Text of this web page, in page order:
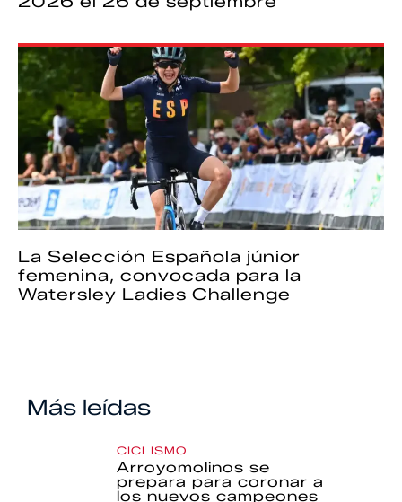
La Selección Española júnior
femenina, convocada para la
Watersley Ladies Challenge
Más leídas
CICLISMO
Arroyomolinos se
prepara para coronar a
los nuevos campeones